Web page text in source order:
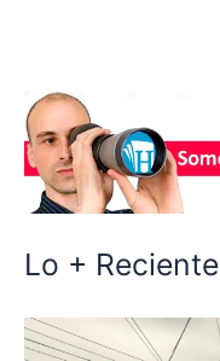
Lo + Reciente